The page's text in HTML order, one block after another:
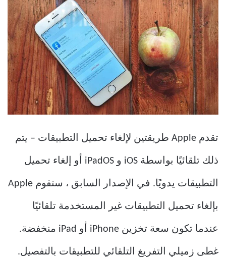
تقدم Apple طريقتين لإلغاء تحميل التطبيقات – يتم
ذلك تلقائيًا بواسطة iOS و iPadOS أو إلغاء تحميل
التطبيقات يدويًا. في الإصدار السابق ، ستقوم Apple
بإلغاء تحميل التطبيقات غير المستخدمة تلقائيًا
عندما تكون سعة تخزين iPhone أو iPad منخفضة.
غطى زميلي التفريغ التلقائي للتطبيقات بالتفصيل.